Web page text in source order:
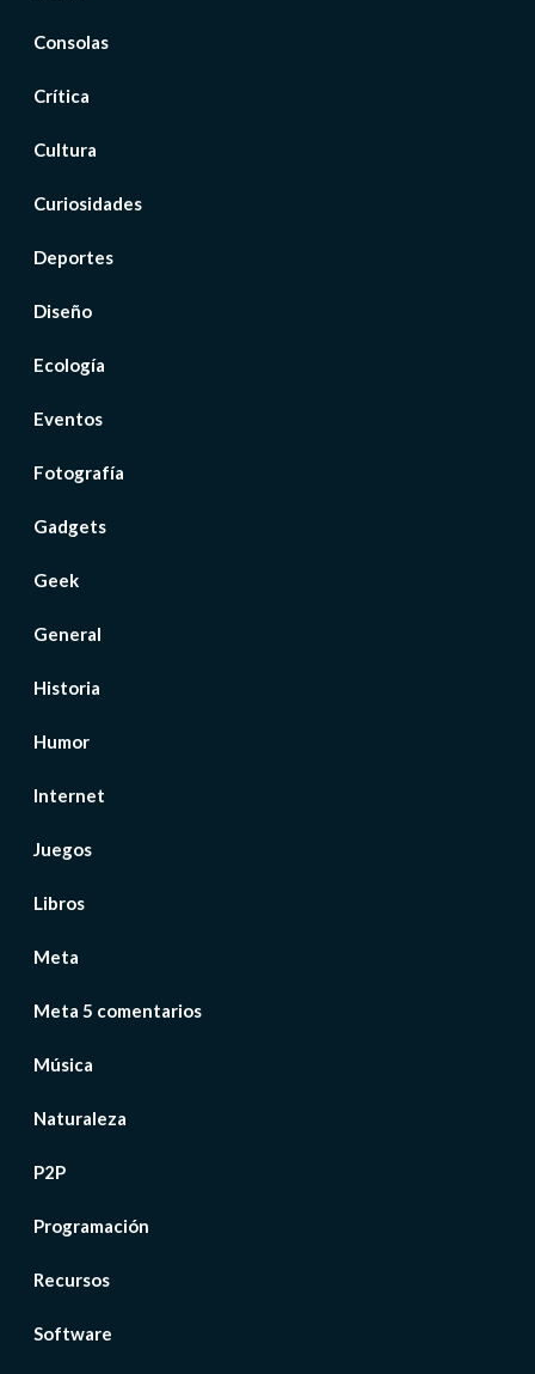
Consolas
Crítica
Cultura
Curiosidades
Deportes
Diseño
Ecología
Eventos
Fotografía
Gadgets
Geek
General
Historia
Humor
Internet
Juegos
Libros
Meta
Meta 5 comentarios
Música
Naturaleza
P2P
Programación
Recursos
Software